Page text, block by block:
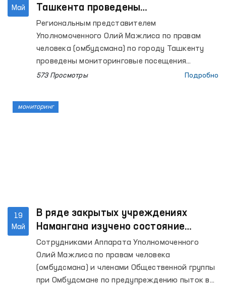
Май
Ташкента проведены
мониторинговые посещения
Региональным представителем
Уполномоченного Олий Мажлиса по правам
человека (омбудсмана) по городу Ташкенту
проведены мониторинговые посещения
колонии исполнения наказания № 21,
её производственных объектов, дома-
573 Просмотры Подробно
19
Май
В ряде закрытых учреждениях
Намангана изучено состояние
соблюдения прав человека
Сотрудниками Аппарата Уполномоченного
Олий Мажлиса по правам человека
(омбудсмана) и членами Общественной группы
при Омбудсмане по предупреждению пыток в
мониторинг